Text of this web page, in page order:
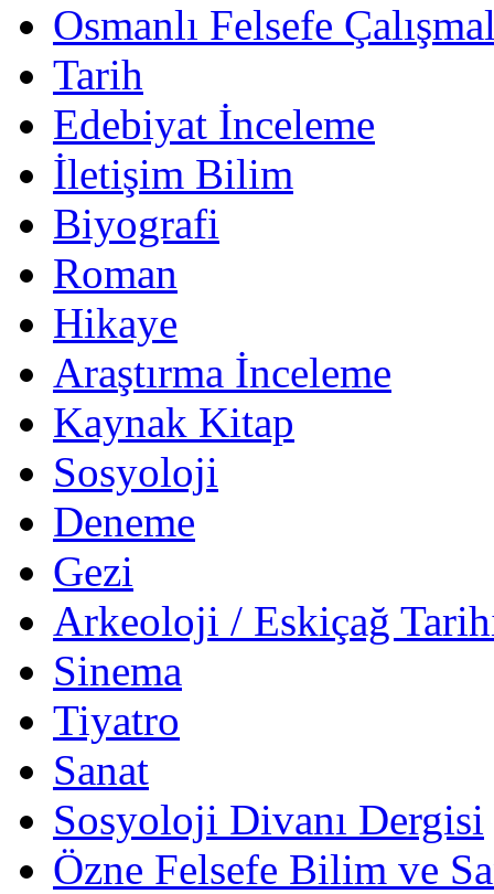
Osmanlı Felsefe
Tarih
Edebiyat İnceleme
İletişim Bilim
Biyografi
Roman
Hikaye
Araştırma İnceleme
Kaynak Kitap
Sosyoloji
Deneme
Gezi
Arkeoloji / Eskiçağ
Sinema
Tiyatro
Sanat
Sosyoloji Divanı Dergisi
Özne Felsefe Bilim ve